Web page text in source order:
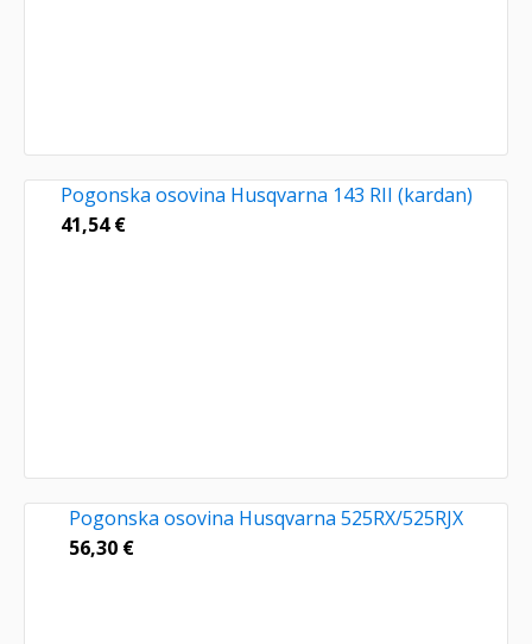
Pogonska osovina Husqvarna 143 RII (kardan)
41,54€
Pogonska osovina Husqvarna 525RX/525RJX
56,30 €